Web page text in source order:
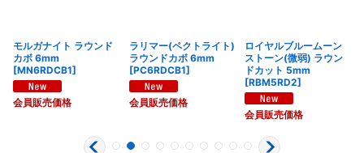
モルガナイト ラウンド
カボ 6mm
[MN6RDCB1]
会員販売価格
ラリマー(ペクトライト)
ラウンドカボ 6mm
[PC6RDCB1]
会員販売価格
ロイヤルブルームーン
ストーン(微弱) ラウン
ドカット 5mm
[RBM5RD2]
会員販売価格